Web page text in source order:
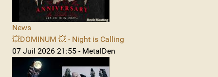
News
💥DOMINUM 💥 - Night is Calling
07 Juil 2026 21:55 - MetalDen